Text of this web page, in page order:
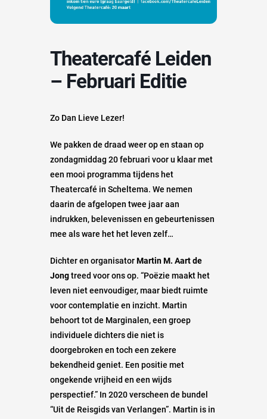
Theatercafé Leiden
– Februari Editie
Zo Dan Lieve Lezer!
We pakken de draad weer op en staan op
zondagmiddag 20 februari voor u klaar met
een mooi programma tijdens het
Theatercafé in Scheltema. We nemen
daarin de afgelopen twee jaar aan
indrukken, belevenissen en gebeurtenissen
mee als ware het het leven zelf…
Dichter en organisatorMartin M. Aart de
Jongtreed voor ons op. “Poëzie maakt het
leven niet eenvoudiger, maar biedt ruimte
voor contemplatie en inzicht. Martin
behoort tot de Marginalen, een groep
individuele dichters die niet is
doorgebroken en toch een zekere
bekendheid geniet. Een positie met
ongekende vrijheid en een wijds
perspectief.” In 2020 verscheen de bundel
“Uit de Reisgids van Verlangen”. Martin is in